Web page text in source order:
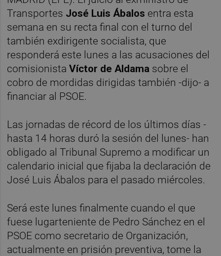
Transportes José Luis Ábalos entra esta
semana en su recta final con el turno del
también exdirigente socialista, que
responderá este lunes a las acusaciones del
comisionistaVíctor de Aldama sobre el
cobro de mordidas dirigidas también -dijo- a
financiar al PSOE.
Las jornadas de récord de los últimos días -
hasta 14 horas duró la sesión del lunes- han
obligado al Tribunal Supremo a modificar un
calendario inicial que fijaba la declaración de
José Luis Ábalos para el pasado miércoles.
Será este lunes finalmente cuando el que
fuese lugarteniente de Pedro Sánchez en el
PSOE como secretario de Organización,
actualmente en prisión preventiva, tome la